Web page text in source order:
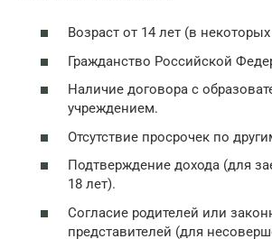
Возраст от 14 лет (в
Гражданство Российской
Наличие договора с
учреждением.
Отсутствие просрочек по
Подтверждение дохода (для
18 лет).
Согласие родителей или
представителей (для